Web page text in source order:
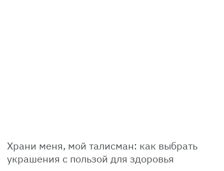
Храни меня, мой талисман: как выбрать
украшения с пользой для здоровья